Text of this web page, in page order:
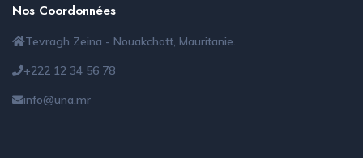
Nos Coordonnées
Tevragh Zeina - Nouakchott, Mauritanie.
+222 12 34 56 78
info@una.mr